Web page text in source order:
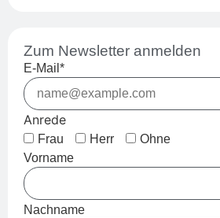
Zum Newsletter anmelden
E-Mail*
Anrede
Frau Herr
Ohne
Vorname
Nachname